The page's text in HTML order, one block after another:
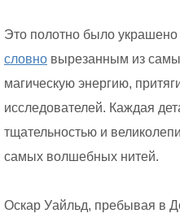
Это полотно было
словно вырезанным из
магическую энергию,
исследователей. Каждая
тщательностью и
самых волшебных нитей.
Оскар Уайльд, пребывая в